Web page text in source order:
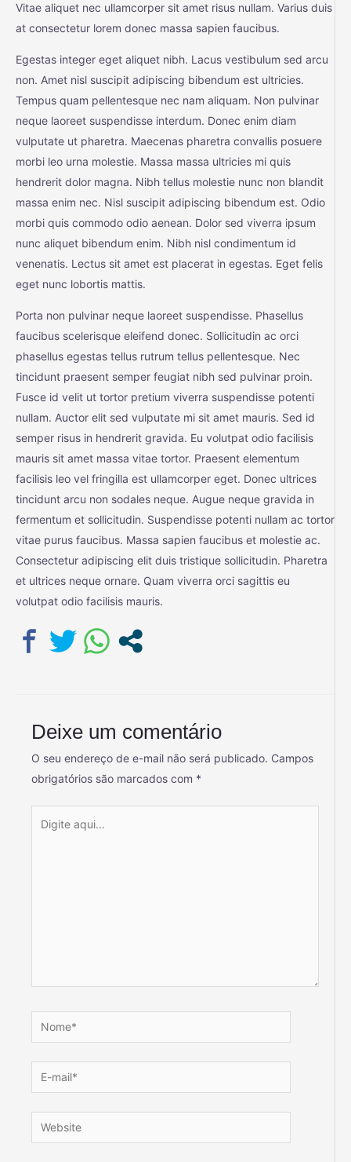
Vitae aliquet nec ullamcorper sit amet risus nullam. Varius duis
at consectetur lorem donec massa sapien faucibus.
Egestas integer eget aliquet nibh. Lacus vestibulum sed arcu
non. Amet nisl suscipit adipiscing bibendum est ultricies.
Tempus quam pellentesque nec nam aliquam. Non pulvinar
neque laoreet suspendisse interdum. Donec enim diam
vulputate ut pharetra. Maecenas pharetra convallis posuere
morbi leo urna molestie. Massa massa ultricies mi quis
hendrerit dolor magna. Nibh tellus molestie nunc non blandit
massa enim nec. Nisl suscipit adipiscing bibendum est. Odio
morbi quis commodo odio aenean. Dolor sed viverra ipsum
nunc aliquet bibendum enim. Nibh nisl condimentum id
venenatis. Lectus sit amet est placerat in egestas. Eget felis
eget nunc lobortis mattis.
Porta non pulvinar neque laoreet suspendisse. Phasellus
faucibus scelerisque eleifend donec. Sollicitudin ac orci
phasellus egestas tellus rutrum tellus pellentesque. Nec
tincidunt praesent semper feugiat nibh sed pulvinar proin.
Fusce id velit ut tortor pretium viverra suspendisse potenti
nullam. Auctor elit sed vulputate mi sit amet mauris. Sed id
semper risus in hendrerit gravida. Eu volutpat odio facilisis
mauris sit amet massa vitae tortor. Praesent elementum
facilisis leo vel fringilla est ullamcorper eget. Donec ultrices
tincidunt arcu non sodales neque. Augue neque gravida in
fermentum et sollicitudin. Suspendisse potenti nullam ac tortor
vitae purus faucibus. Massa sapien faucibus et molestie ac.
Consectetur adipiscing elit duis tristique sollicitudin. Pharetra
et ultrices neque ornare. Quam viverra orci sagittis eu
volutpat odio facilisis mauris.
Deixe um comentário
O seu endereço de e-mail não será publicado. Campos
obrigatórios são marcados com *